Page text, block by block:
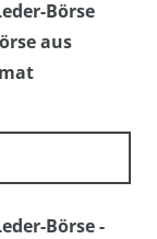
Börse
aus
Börse -